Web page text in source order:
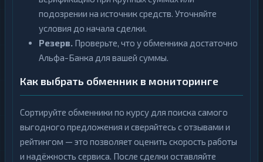
подозрении на источник средств. Уточняйте
условия до начала сделки.
Резерв. Проверьте, что у обменника достаточно
Альфа-Банка для вашей суммы.
Как выбрать обменник в мониторинге
Сортируйте обменники по курсу для поиска самого
выгодного предложения и сверяйтесь с отзывами и
рейтингом — это позволяет оценить скорость работы
и надёжность сервиса. После сделки оставляйте